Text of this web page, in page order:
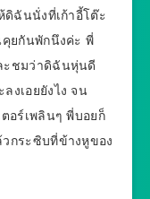
ดิฉันนั่งที่เก้าอี้โต๊ะ
ยกันพักนึงค่ะ พี่
ะชมว่าดิฉันหุ่นดี
งเอยยังไง จน
อร์เพลินๆ พี่บอยก็
กระซิบที่ข้างหูของ